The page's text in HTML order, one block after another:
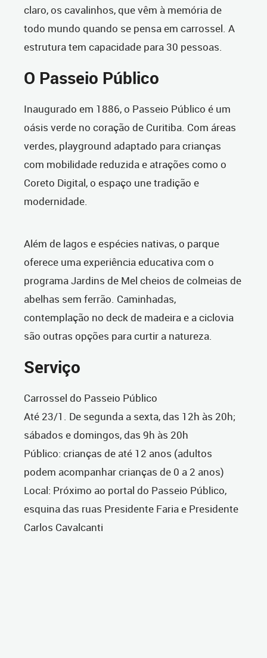
claro, os cavalinhos, que vêm à memória de
todo mundo quando se pensa em carrossel. A
estrutura tem capacidade para 30 pessoas.
O Passeio Público
Inaugurado em 1886, o Passeio Público é um
oásis verde no coração de Curitiba. Com áreas
verdes, playground adaptado para crianças
com mobilidade reduzida e atrações como o
Coreto Digital, o espaço une tradição e
modernidade.
Além de lagos e espécies nativas, o parque
oferece uma experiência educativa com o
programa Jardins de Mel cheios de colmeias de
abelhas sem ferrão. Caminhadas,
contemplação no deck de madeira e a ciclovia
são outras opções para curtir a natureza.
Serviço
Carrossel do Passeio Público
Até 23/1. De segunda a sexta, das 12h às 20h;
sábados e domingos, das 9h às 20h
Público: crianças de até 12 anos (adultos
podem acompanhar crianças de 0 a 2 anos)
Local: Próximo ao portal do Passeio Público,
esquina das ruas Presidente Faria e Presidente
Carlos Cavalcanti